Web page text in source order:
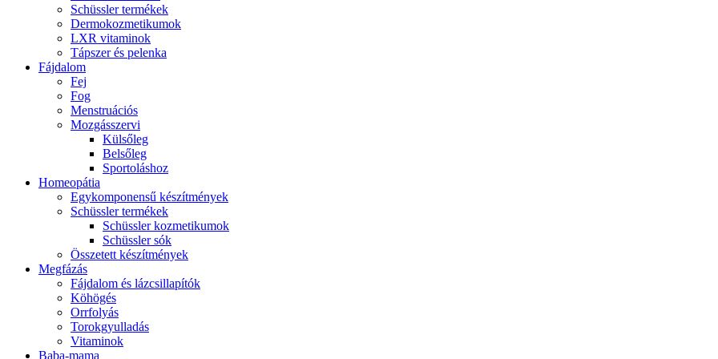
Schüssler termékek
Dermokozmetikumok
LXR vitaminok
Tápszer és pelenka
Fájdalom
Fej
Fog
Menstruációs
Mozgásszervi
Külsőleg
Belsőleg
Sportoláshoz
Homeopátia
Egykomponensű készítmények
Schüssler termékek
Schüssler kozmetikumok
Schüssler sók
Összetett készítmények
Megfázás
Fájdalom és lázcsillapítók
Köhögés
Orrfolyás
Torokgyulladás
Vitaminok
Baba-mama